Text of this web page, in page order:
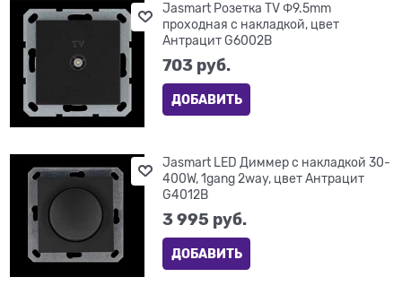
Jasmart Розетка TV Φ9.5mm
проходная с накладкой, цвет
Антрацит G6002B
703 руб.
ДОБАВИТЬ
Jasmart LED Диммер с накладкой 30-
400W, 1gang 2way, цвет Антрацит
G4012B
3 995 руб.
ДОБАВИТЬ